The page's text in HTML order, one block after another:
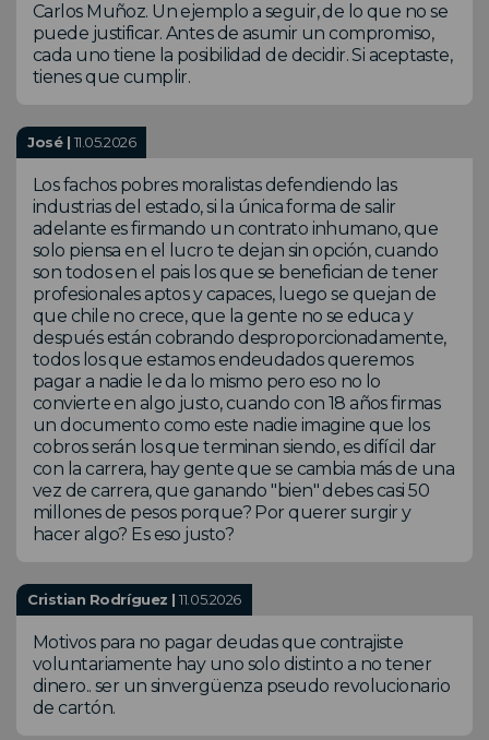
Carlos Muñoz. Un ejemplo a seguir, de lo que no se
puede justificar. Antes de asumir un compromiso,
cada uno tiene la posibilidad de decidir. Si aceptaste,
tienes que cumplir.
José | 11.05.2026
Los fachos pobres moralistas defendiendo las
industrias del estado, si la única forma de salir
adelante es firmando un contrato inhumano, que
solo piensa en el lucro te dejan sin opción, cuando
son todos en el pais los que se benefician de tener
profesionales aptos y capaces, luego se quejan de
que chile no crece, que la gente no se educa y
después están cobrando desproporcionadamente,
todos los que estamos endeudados queremos
pagar a nadie le da lo mismo pero eso no lo
convierte en algo justo, cuando con 18 años firmas
un documento como este nadie imagine que los
cobros serán los que terminan siendo, es difícil dar
con la carrera, hay gente que se cambia más de una
vez de carrera, que ganando "bien" debes casi 50
millones de pesos porque? Por querer surgir y
hacer algo? Es eso justo?
Cristian Rodríguez |11.05.2026
Motivos para no pagar deudas que contrajiste
voluntariamente hay uno solo distinto a no tener
dinero.. ser un sinvergüenza pseudo revolucionario
de cartón.